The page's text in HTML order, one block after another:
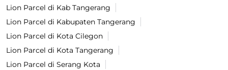
Lion Parcel di Kab Tangerang
Lion Parcel di Kabupaten Tangerang
Lion Parcel di Kota Cilegon
Lion Parcel di Kota Tangerang
Lion Parcel di Serang Kota